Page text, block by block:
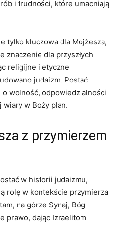
i trudności, które umacniają
tylko kluczowa dla Mojżesza,
​znaczenie dla przyszłych
religijne i etyczne⁤
judaizm. Postać
o wolność, odpowiedzialności
wiary w Boży plan.
z przymierzem
w historii judaizmu,
rolę w kontekście przymierza
na górze Synaj, Bóg
prawo, dając Izraelitom